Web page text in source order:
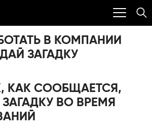
В КОМПАНИИ
ЗАГАДКУ
КАК СООБЩАЕТСЯ,
ВО ВРЕМЯ